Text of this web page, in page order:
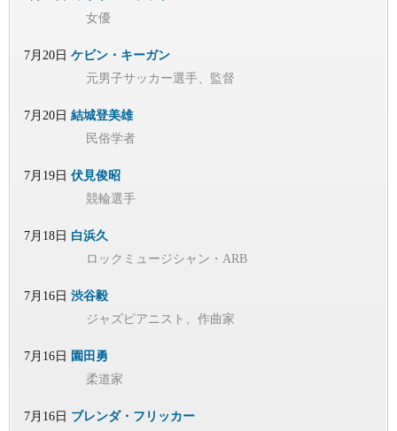
女優
7月20日 ケビン・キーガン
元男子サッカー選手、監督
7月20日 結城登美雄
民俗学者
7月19日 伏見俊昭
競輪選手
7月18日 白浜久
ロックミュージシャン・ARB
7月16日 渋谷毅
ジャズピアニスト、作曲家
7月16日 園田勇
柔道家
7月16日 ブレンダ・フリッカー